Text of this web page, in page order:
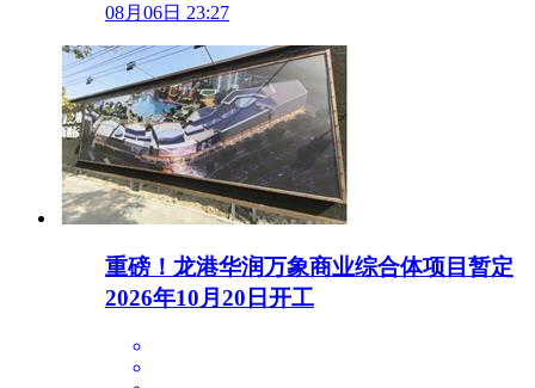
08月06日 23:27
重磅！龙港华润万象商业综合体项目暂定
2026年10月20日开工